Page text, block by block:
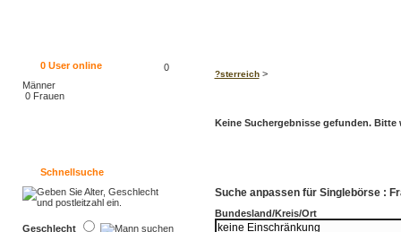
0User online
0
Männer
0 Frauen
Schnellsuche
Geschlecht
?sterreich>
Keine Suchergebnisse gefunden. Bitte
Suche anpassen für Singlebörse :
Bundesland/Kreis/Ort